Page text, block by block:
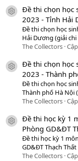
icon tài liệu
Đề thi chọn học
2023 - Tỉnh Hải
Đề thi chọn học
Hải Dương (giải
The Collectors
icon tài liệu
Đề thi chọn học
2023 - Thành
Đề thi chọn học
Thành phố Hà Nội
The Collectors
icon tài liệu
Đề thi học kỳ 1
Phòng GD&ĐT
Đề thi học kỳ 1
GD&ĐT Thạch
The Collectors